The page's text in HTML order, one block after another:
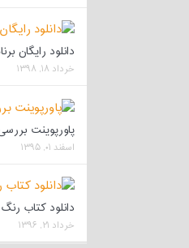
دانلود رایگان
خرداد ۱۸, ۱۳۹۸
پاورپوینت
اسفند ۰۱, ۱۳۹۵
دانلود کتاب
خرداد ۲۱, ۱۳۹۶